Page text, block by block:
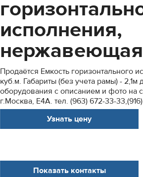
исполнения,
Продаётся Емкость горизонтального
куб.м. Габариты (без учета рамы) -
оборудования с описанием и фото на
г.Москва, Е4А. тел. (963) 672-33-
Узнать цену
Показать контакты